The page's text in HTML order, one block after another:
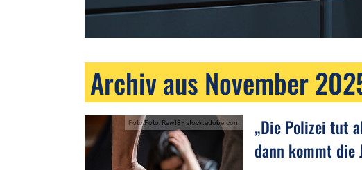
Archiv aus November
Foto:Foto: Rawf8 - stock.adobe.com
„Die Polizei tut
dann kommt die